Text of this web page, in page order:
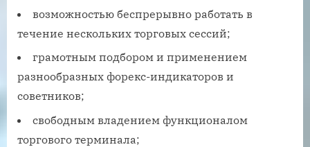
возможностью беспрерывно работать в
течение нескольких торговых сессий;
грамотным подбором и применением
разнообразных форекс-индикаторов и
советников;
свободным владением функционалом
торгового терминала;